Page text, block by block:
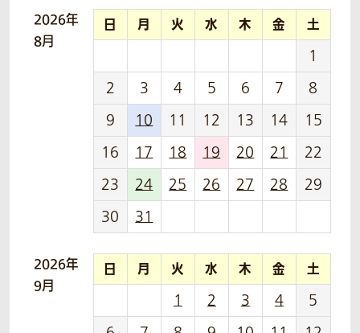
2026年
8月
日 月 火 水 木 金 土
1
2
3 4 5 6 7
8
9
10 11 12 13 14
15
16
17 18 19 20 21
22
23
24 25 26 27 28
29
30
31
2026年
9月
日 月 火 水 木 金 土
1 2 3 4
5